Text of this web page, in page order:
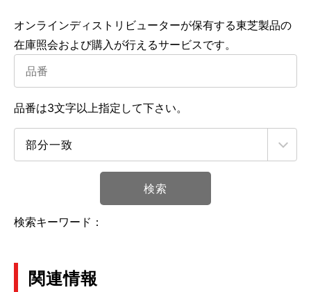
オンラインディストリビューターが保有する東芝製品の
在庫照会および購入が行えるサービスです。
検索
品番は3文字以上指定して下さい。
検索キーワード：
関連情報